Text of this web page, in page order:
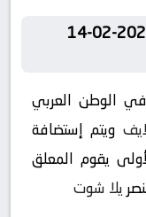
في الوطن العربي
ويتم إستضافة
يقوم المعلق
يلا شوت